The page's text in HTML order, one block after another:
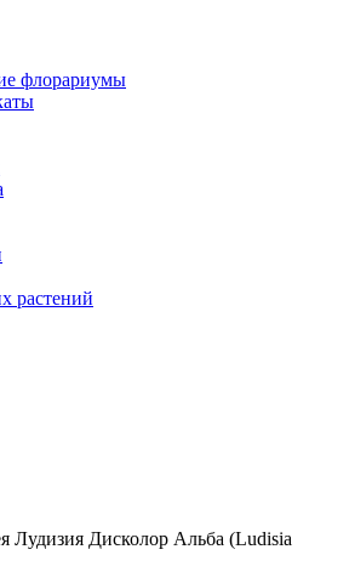
флорариумы
растений
Лудизия Дисколор Альба (Ludisia